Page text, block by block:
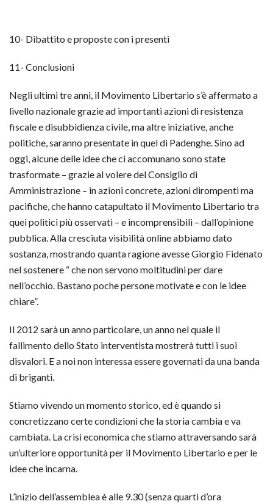
10- Dibattito e proposte con i presenti
11- Conclusioni
Negli ultimi tre anni, il Movimento Libertario s’è affermato a
livello nazionale grazie ad importanti azioni di resistenza
fiscale e disubbidienza civile, ma altre iniziative, anche
politiche, saranno presentate in quel di Padenghe. Sino ad
oggi, alcune delle idee che ci accomunano sono state
trasformate – grazie al volere del Consiglio di
Amministrazione – in azioni concrete, azioni dirompenti ma
pacifiche, che hanno catapultato il Movimento Libertario tra
quei politici più osservati – e incomprensibili – dall’opinione
pubblica. Alla cresciuta visibilità online abbiamo dato
sostanza, mostrando quanta ragione avesse Giorgio Fidenato
nel sostenere “ che non servono moltitudini per dare
nell’occhio. Bastano poche persone motivate e con le idee
chiare”.
Il 2012 sarà un anno particolare, un anno nel quale il
fallimento dello Stato interventista mostrerà tutti i suoi
disvalori. E a noi non interessa essere governati da una banda
di briganti.
Stiamo vivendo un momento storico, ed è quando si
concretizzano certe condizioni che la storia cambia e va
cambiata. La crisi economica che stiamo attraversando sarà
un’ulteriore opportunità per il Movimento Libertario e per le
idee che incarna.
L’inizio dell’assemblea è alle 9.30 (senza quarti d’ora